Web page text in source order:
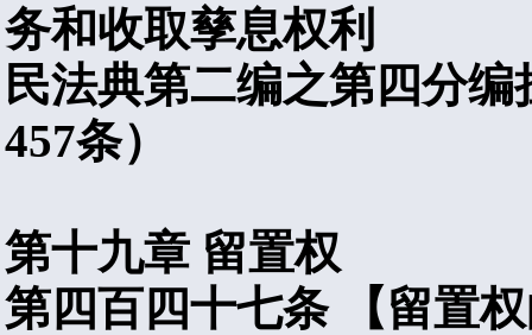
务和收取孳息权利
民法典第二编之第四分
457条）
第十九章 留置权
第四百四十七条
【留置